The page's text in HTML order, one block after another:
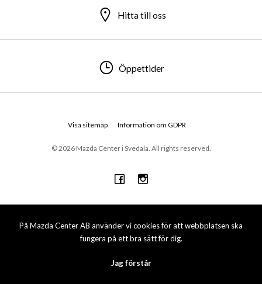
På Mazda Center AB använder vi cookies för att webbplatsen ska
fungera på ett bra sätt för dig.
Jag förstår
Hitta till oss
Öppettider
© 2026 Mazda Center i Svedala. All rights reserved.
Visa sitemap Information om GDPR